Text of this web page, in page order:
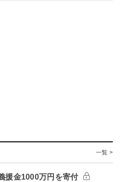
一覧 >
援金1000万円を寄付